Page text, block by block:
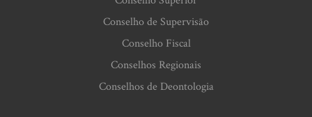
Conselho de Supervisão
Conselho Fiscal
Conselhos Regionais
Conselhos de Deontologia